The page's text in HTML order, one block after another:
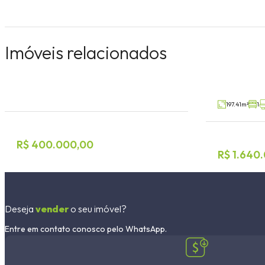
Imóveis relacionados
Terreno Comercial
Cristo Rei, Estrela
R$ 400.000,00
197.41m² 1
R$
Deseja vendero seu imóvel?
Entre em contato conosco pelo WhatsApp.